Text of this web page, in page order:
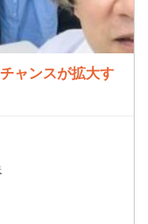
ャンスが拡大す